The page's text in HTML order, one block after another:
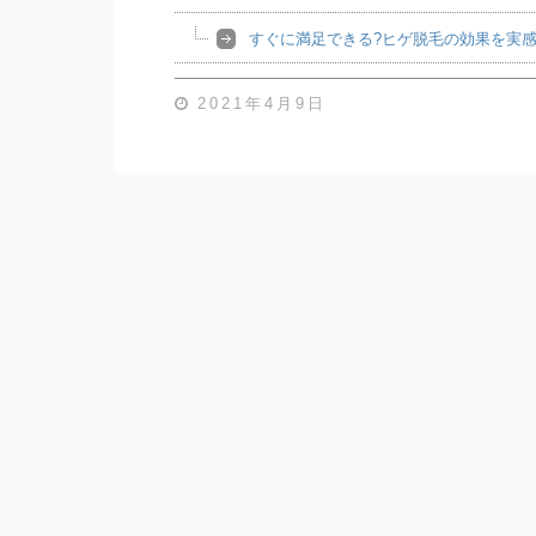
すぐに満足できる?ヒゲ脱毛の効果を実
2021年4月9日